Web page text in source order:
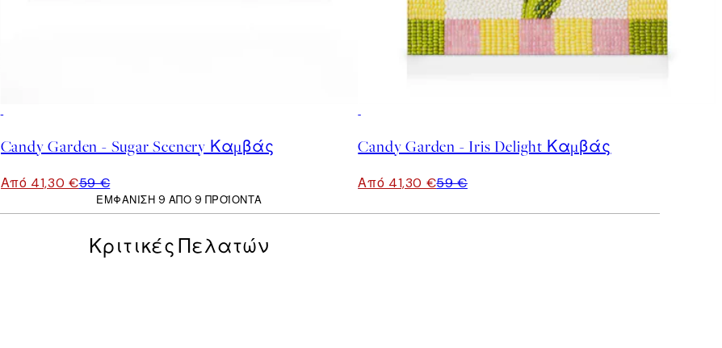
Candy Garden - Sugar Scenery Καμβάς
Από 41,30 €59 €
Candy Garden - Iris Delight Καμβάς
Από 41,30 €59 €
ΕΜΦΆΝΙΣΗ 9 ΑΠΌ 9 ΠΡΟΪΌΝΤΑ
Κριτικές Πελατών